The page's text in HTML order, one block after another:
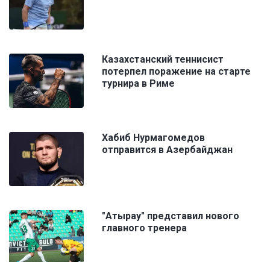
Казахстанский теннисист
потерпел поражение на старте
турнира в Риме
Хабиб Нурмагомедов
отправится в Азербайджан
"Атырау" представил нового
главного тренера